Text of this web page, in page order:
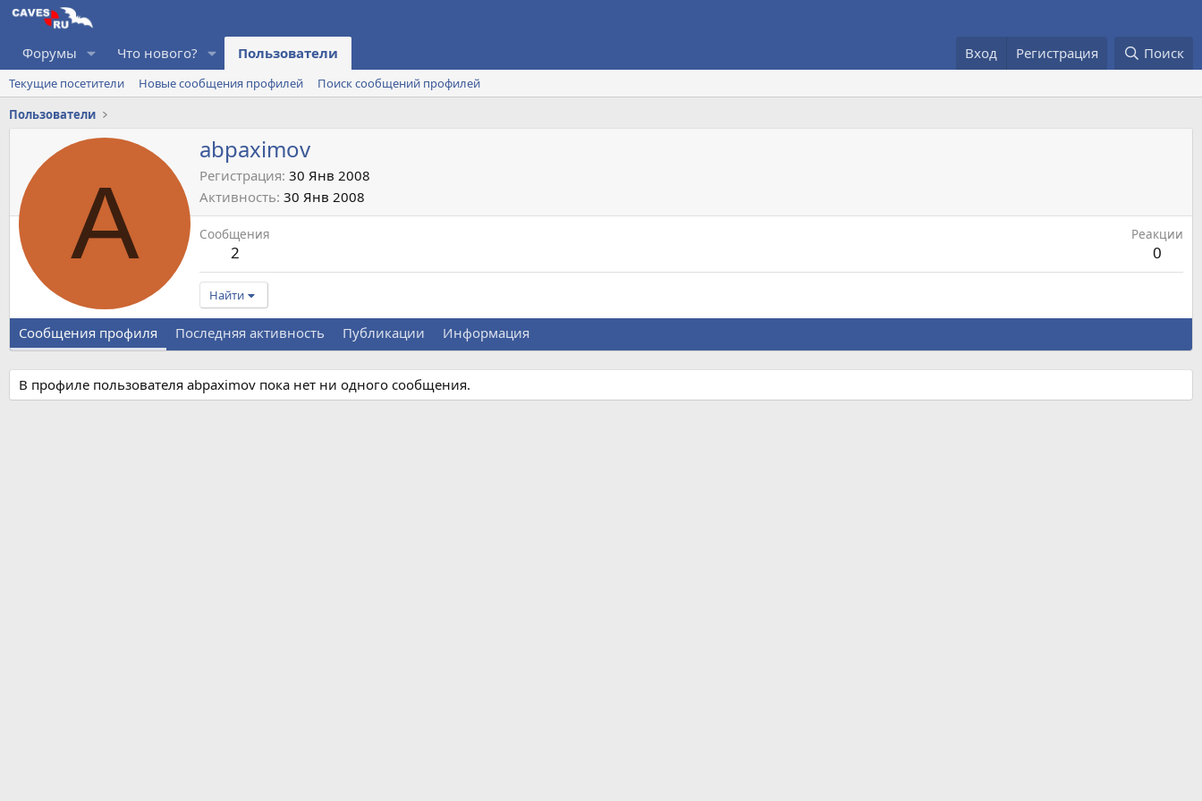
Форумы Что нового? Пользователи Вход Регистрация Поиск
Текущие посетители Новые сообщения профилей
Поиск сообщений профилей
Пользователи
A
abpaximov
Регистрация 30 Янв 2008
Активность 30 Янв 2008
Сообщения
2
Реакции
0
Найти
Сообщения профиля Последняя активность Публикации Информация
В профиле пользователя abpaximov пока нет ни одного сообщения.